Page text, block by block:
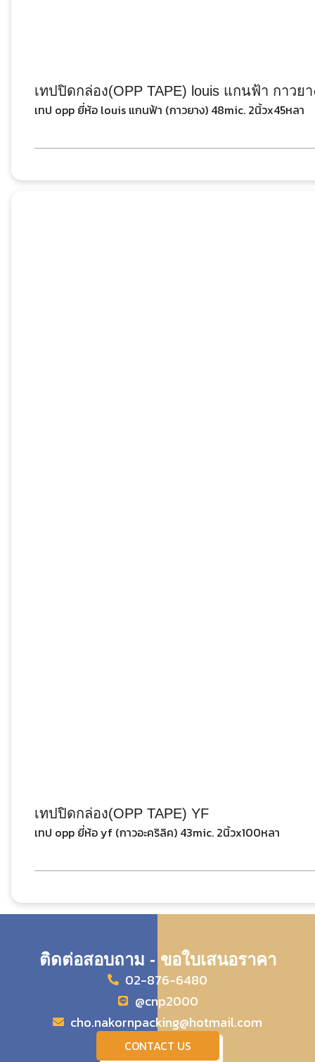
เทปปิดกล่อง(OPP TAPE) louis แกนฟ้า กาวยา
เทป opp ยี่ห้อ louis แกนฟ้า (กาวยาง) 48mic. 2นิ้วx45หลา
เทปปิดกล่อง(OPP TAPE) YF
เทป opp ยี่ห้อ yf (กาวอะคริลิค) 43mic. 2นิ้วx100หลา
ติดต่อสอบถาม - ขอใบเสนอราคา
02-876-6480
@cnp2000
cho.nakornpacking@hotmail.com
CONTACT US